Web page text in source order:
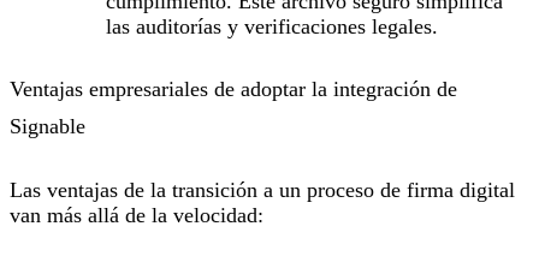
las auditorías y verificaciones legales.
Ventajas empresariales de adoptar la integración de
Signable
Las ventajas de la transición a un proceso de firma digital
van más allá de la velocidad: